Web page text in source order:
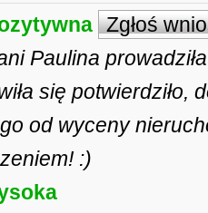
Zgłoś
Paulina
się potwierdziło,
od wyceny
:)